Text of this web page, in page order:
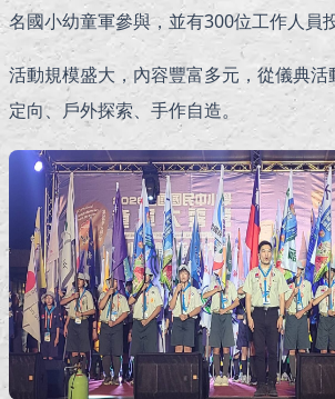
名國小幼童軍參與，並有300位工作人員
活動規模盛大，內容豐富多元，從儀典
定向、戶外探索、手作自造。